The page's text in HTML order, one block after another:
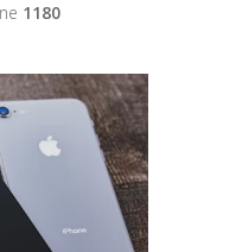
1180